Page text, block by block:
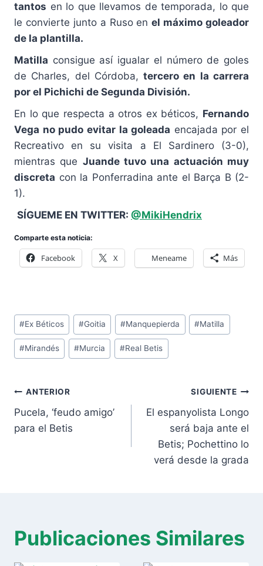
tantos en lo que llevamos de temporada, lo que
le convierte junto a Ruso enel máximo goleador
de la plantilla.
Matilla consigue así igualar el número de goles
de Charles, del Córdoba,tercero en la carrera
por el Pichichi de Segunda División.
En lo que respecta a otros ex béticos, Fernando
Vega no pudo evitar la goleada encajada por el
Recreativo en su visita a El Sardinero (3-0),
mientras que Juande tuvo una actuación muy
discreta con la Ponferradina ante el Barça B (2-
1).
SÍGUEME EN TWITTER: @MikiHendrix
Comparte esta noticia:
Facebook X Meneame Más
Etiquetas
de
la
#Ex Béticos #Goitia #Manquepierda #Matilla
#Mirandés #Murcia #Real Betis
Navegación
de
entradas
ANTERIOR
Pucela, ‘feudo amigo’
para el Betis
SIGUIENTE
El espanyolista Longo
será baja ante el
Betis; Pochettino lo
verá desde la grada
Publicaciones Similares